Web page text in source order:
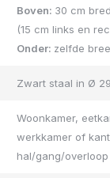
Boven: 30 cm
(15 cm links en
Onder: zelfde
Zwart staal in Ø
Woonkamer,
werkkamer of
hal/gang/overloop